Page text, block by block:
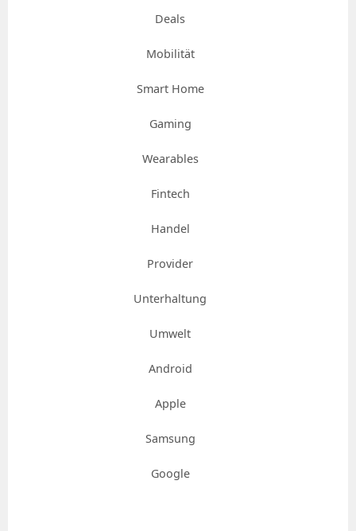
Deals
Mobilität
Smart Home
Gaming
Wearables
Fintech
Handel
Provider
Unterhaltung
Umwelt
Android
Apple
Samsung
Google